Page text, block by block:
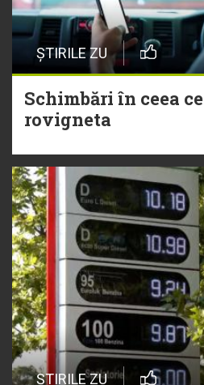
ȘTIRILE ZU
Schimbări în ceea
rovigneta
ȘTIRILE ZU